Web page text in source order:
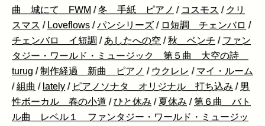
曲 城にて FWM /冬 手紙 ピアノ / コスモス / クリ
スマス / Loveflows /パンシリーズ / ロ短調 チェンバロ /
チェンバロ イ短調 / あしたへの空 /秋 ベンチ / ファン
タジー・ワールド・ミュージック 第５曲 大空の詩
turug /制作経過 新曲 ピアノ / ウクレレ / マイ・ルーム
/組曲 / lately / ピアノソナタ オリジナル 打ち込み / 男
性ボーカル 春の小道 /ひと休み / 夏休み /第６曲 バト
ル曲 レベル１ ファンタジー・ワールド・ミュージッ